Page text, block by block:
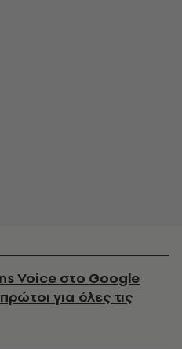
Voice στο Google
για όλες τις